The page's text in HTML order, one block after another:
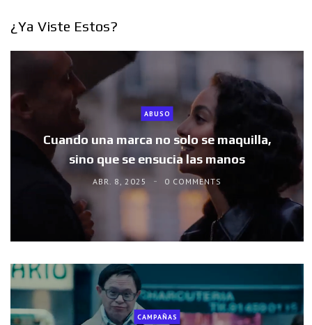
¿Ya Viste Estos?
ABUSO
Cuando una marca no solo se maquilla,
sino que se ensucia las manos
ABR. 8, 2025 0 COMMENTS
CAMPAÑAS